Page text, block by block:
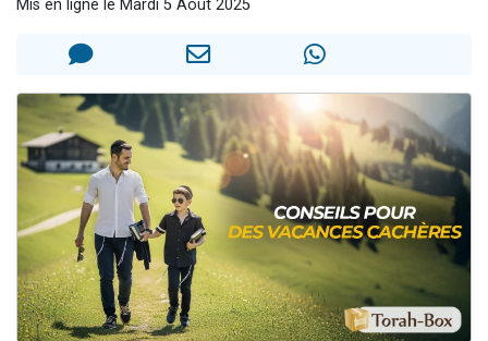
3 personnes viennent de faire un don pour Diane, 80 ans, dans un appartement insalubre
5 personnes viennent de faire un don pour Reloger Rivka, 6 enfants, victime de violences...
Mis en ligne le Mardi 5 Août 2025